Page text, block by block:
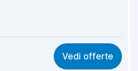
8,6
9,1
Vedi offerte